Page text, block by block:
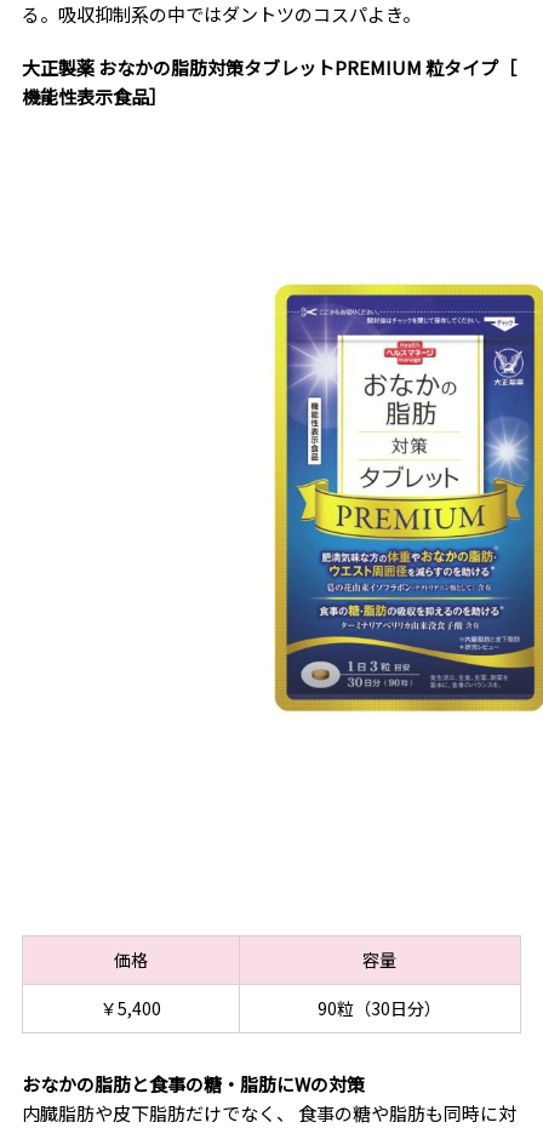
る。吸収抑制系の中ではダントツのコスパよき。
大正製薬 おなかの脂肪対策タブレットPREMIUM 粒タイプ［
機能性表示食品］
価格
容量
￥5,400
90粒（30日分）
おなかの脂肪と食事の糖・脂肪にWの対策
内臓脂肪や皮下脂肪だけでなく、 食事の糖や脂肪も同時に対